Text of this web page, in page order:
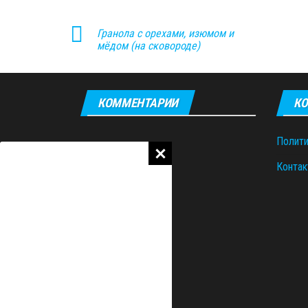
Гранола с орехами, изюмом и
мёдом (на сковороде)
КОММЕНТАРИИ